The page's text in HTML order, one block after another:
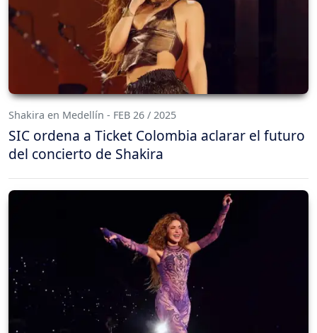
Shakira en Medellín - FEB 26 / 2025
SIC ordena a Ticket Colombia aclarar el futuro
del concierto de Shakira